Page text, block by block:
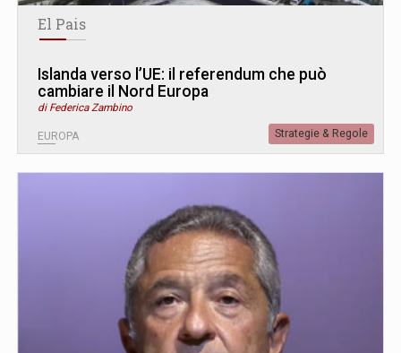
El Pais
Islanda verso l’UE: il referendum che può
cambiare il Nord Europa
di Federica Zambino
EUROPA Strategie & Regole